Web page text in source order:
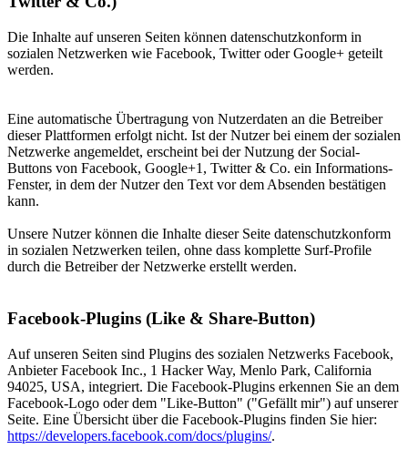
Die Inhalte auf unseren Seiten können datenschutzkonform in
sozialen Netzwerken wie Facebook, Twitter oder Google+ geteilt
werden.
Eine automatische Übertragung von Nutzerdaten an die Betreiber
dieser Plattformen erfolgt nicht. Ist der Nutzer bei einem der sozialen
Netzwerke angemeldet, erscheint bei der Nutzung der Social-
Buttons von Facebook, Google+1, Twitter & Co. ein Informations-
Fenster, in dem der Nutzer den Text vor dem Absenden bestätigen
kann.
Unsere Nutzer können die Inhalte dieser Seite datenschutzkonform
in sozialen Netzwerken teilen, ohne dass komplette Surf-Profile
durch die Betreiber der Netzwerke erstellt werden.
Facebook-Plugins (Like & Share-Button)
Auf unseren Seiten sind Plugins des sozialen Netzwerks Facebook,
Anbieter Facebook Inc., 1 Hacker Way, Menlo Park, California
94025, USA, integriert. Die Facebook-Plugins erkennen Sie an dem
Facebook-Logo oder dem "Like-Button" ("Gefällt mir") auf unserer
Seite. Eine Übersicht über die Facebook-Plugins finden Sie hier:
https://developers.facebook.com/docs/plugins/.